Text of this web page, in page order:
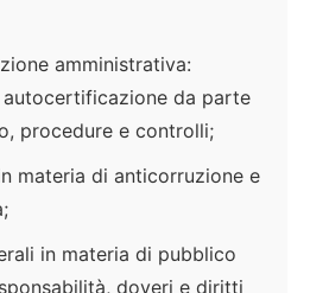
amministrativa:
da parte
procedure e controlli;
materia di anticorruzione e
in materia di pubblico
doveri e diritti